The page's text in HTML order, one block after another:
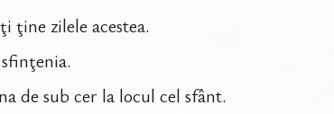
ţine zilele acestea.
de sub cer la locul cel sfânt.